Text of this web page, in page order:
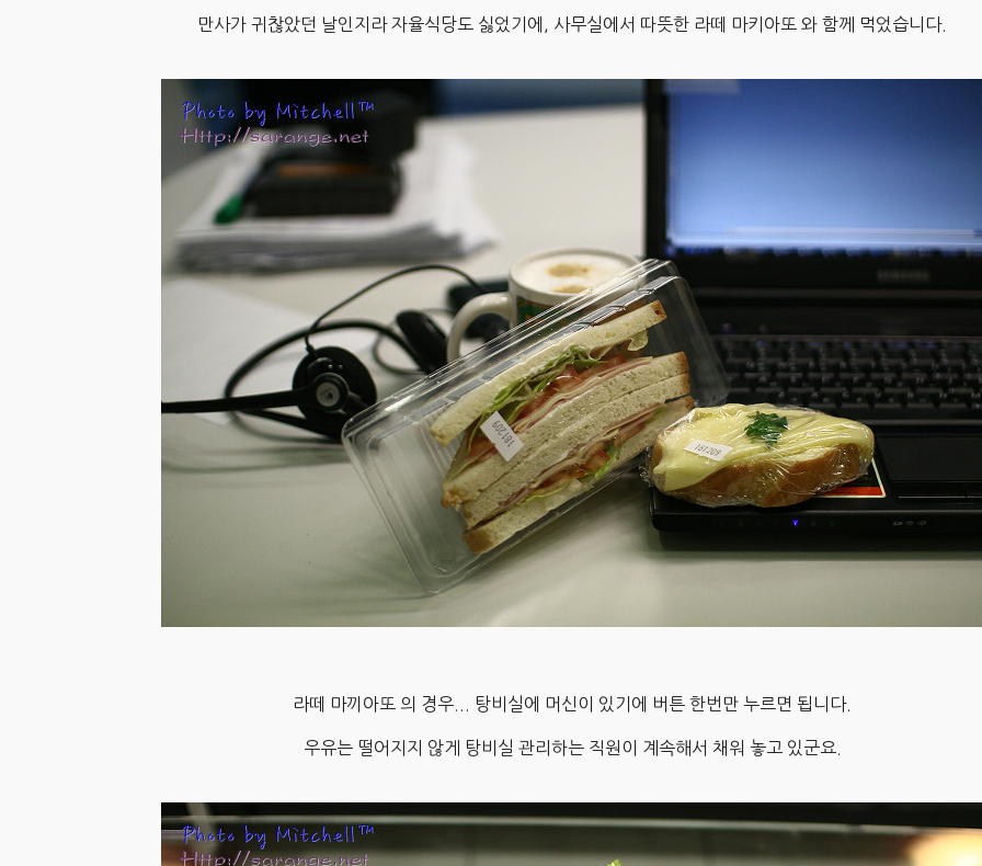
만사가 귀찮았던 날인지라 자율식당도 싫었기에, 사무실에서 따뜻한 라떼 마키아또 와 함께 먹었습니다.
라떼 마끼아또 의 경우... 탕비실에 머신이 있기에 버튼 한번만 누르면 됩니다.
우유는 떨어지지 않게 탕비실 관리하는 직원이 계속해서 채워 놓고 있군요.